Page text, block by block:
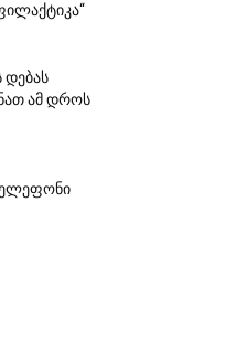
დებას
ამ დროს